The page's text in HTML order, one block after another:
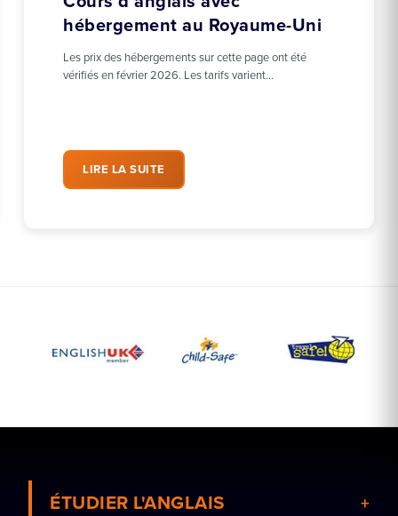
hébergement au Royaume-Uni
Les prix des hébergements sur cette page ont été
vérifiés en février 2026. Les tarifs varient…
LIRE LA SUITE
ÉTUDIER L'ANGLAIS